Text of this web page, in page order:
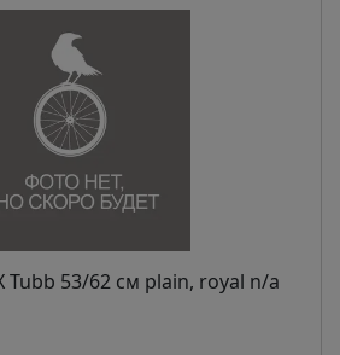
53/62 см plain, royal n/a